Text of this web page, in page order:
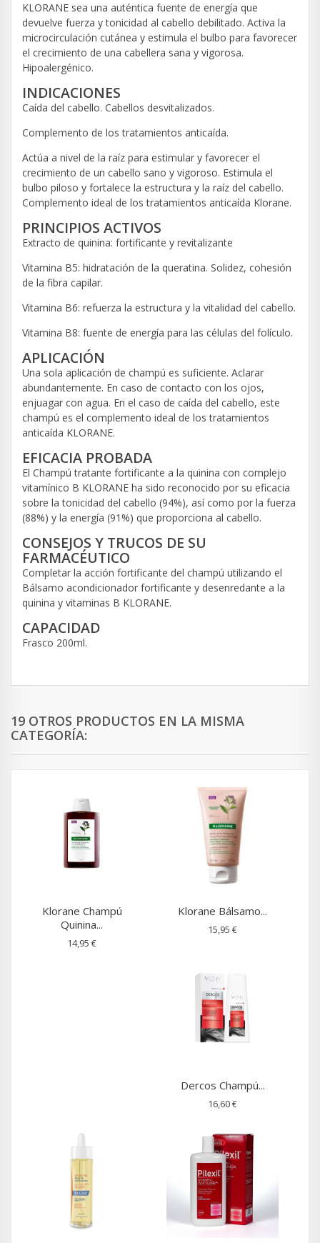
KLORANE sea una auténtica fuente de energía que
devuelve fuerza y tonicidad al cabello debilitado. Activa la
microcirculación cutánea y estimula el bulbo para favorecer
el crecimiento de una cabellera sana y vigorosa.
Hipoalergénico.
INDICACIONES
Caída del cabello. Cabellos desvitalizados.
Complemento de los tratamientos anticaída.
Actúa a nivel de la raíz para estimular y favorecer el
crecimiento de un cabello sano y vigoroso. Estimula el
bulbo piloso y fortalece la estructura y la raíz del cabello.
Complemento ideal de los tratamientos anticaída Klorane.
PRINCIPIOS ACTIVOS
Extracto de quinina: fortificante y revitalizante
Vitamina B5: hidratación de la queratina. Solidez, cohesión
de la fibra capilar.
Vitamina B6: refuerza la estructura y la vitalidad del cabello.
Vitamina B8: fuente de energía para las células del folículo.
APLICACIÓN
Una sola aplicación de champú es suficiente. Aclarar
abundantemente. En caso de contacto con los ojos,
enjuagar con agua. En el caso de caída del cabello, este
champú es el complemento ideal de los tratamientos
anticaída KLORANE.
EFICACIA PROBADA
El Champú tratante fortificante a la quinina con complejo
vitamínico B KLORANE ha sido reconocido por su eficacia
sobre la tonicidad del cabello (94%), así como por la fuerza
(88%) y la energía (91%) que proporciona al cabello.
CONSEJOS Y TRUCOS DE SU
FARMACÉUTICO
Completar la acción fortificante del champú utilizando el
Bálsamo acondicionador fortificante y desenredante a la
quinina y vitaminas B KLORANE.
CAPACIDAD
Frasco 200ml.
19 OTROS PRODUCTOS EN LA MISMA
CATEGORÍA:
Klorane Champú
Quinina...
14,95 €
Klorane Bálsamo...
15,95 €
Dercos Champú...
16,60 €